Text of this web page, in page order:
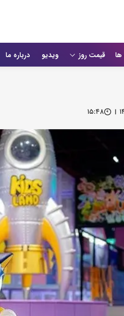
قیمت روز ویدیو درباره ما
۱۵:۴۸